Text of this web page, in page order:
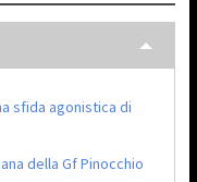
sfida agonistica di
della Gf Pinocchio